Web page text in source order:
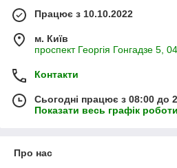
Працює з 10.10.2022
м. Київ
проспект Георгія Гонгадзе 5,
Контакти
Сьогодні працює з 08:00 до
Показати весь графік роботи
Про нас